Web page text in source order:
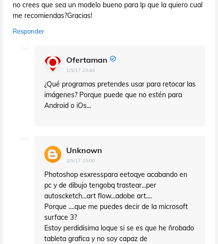
no crees que sea un modelo bueno para lp que la quiero cual
me recomiendas?Gracias!
Responder
Ofertaman
1/5/17 23:44
¿Qué programas pretendes usar para retocar las
imágenes? Porque puede que no estén para
Android o iOs...
Unknown
2/5/17 15:00
Photoshop esxresspara eetoqye acabando en
pc y de dibujo tengobq trastear...per
autoscketch...art flow...adobe art....
Porque ....que me puedes decir de la microsoft
surface 3?
Estoy perdidisima loque si se es que he ñrobado
tableta grafica y no soy capaz de